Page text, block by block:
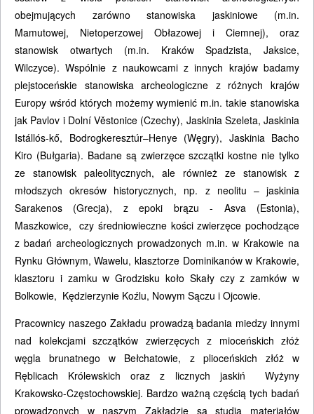
obejmujących zarówno stanowiska jaskiniowe (m.in.
Mamutowej, Nietoperzowej Obłazowej i Ciemnej), oraz
stanowisk otwartych (m.in. Kraków Spadzista, Jaksice,
Wilczyce). Wspólnie z naukowcami z innych krajów badamy
plejstoceńskie stanowiska archeologiczne z różnych krajów
Europy wśród których możemy wymienić m.in. takie stanowiska
jak Pavlov i Dolní Věstonice (Czechy), Jaskinia Szeleta, Jaskinia
Istállós-kő, Bodrogkeresztúr–Henye (Węgry), Jaskinia Bacho
Kiro (Bułgaria). Badane są zwierzęce szczątki kostne nie tylko
ze stanowisk paleolitycznych, ale również ze stanowisk z
młodszych okresów historycznych, np. z neolitu – jaskinia
Sarakenos (Grecja), z epoki brązu - Asva (Estonia),
Maszkowice, czy średniowieczne kości zwierzęce pochodzące
z badań archeologicznych prowadzonych m.in. w Krakowie na
Rynku Głównym, Wawelu, klasztorze Dominikanów w Krakowie,
klasztoru i zamku w Grodzisku koło Skały czy z zamków w
Bolkowie, Kędzierzynie Koźlu, Nowym Sączu i Ojcowie.
Pracownicy naszego Zakładu prowadzą badania miedzy innymi
nad kolekcjami szczątków zwierzęcych z mioceńskich złóż
węgla brunatnego w Bełchatowie, z plioceńskich złóż w
Ręblicach Królewskich oraz z licznych jaskiń Wyżyny
Krakowsko-Częstochowskiej. Bardzo ważną częścią tych badań
prowadzonych w naszym Zakładzie są studia materiałów